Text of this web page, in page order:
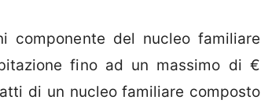
del nucleo familiare
fino ad un massimo di €
di un nucleo familiare composto